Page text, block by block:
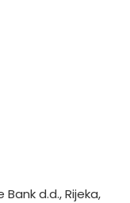
d.d., Rijeka,